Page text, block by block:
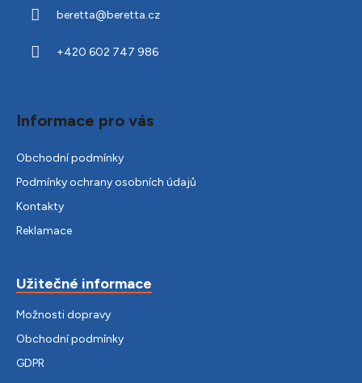
beretta@beretta.cz
+420 602 747 986
Informace pro vás
Obchodní podmínky
Podmínky ochrany osobních údajů
Kontakty
Reklamace
Užitečné informace
Možnosti dopravy
Obchodní podmínky
GDPR